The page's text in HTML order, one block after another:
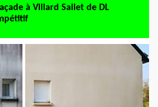
à Villard Sallet de DL